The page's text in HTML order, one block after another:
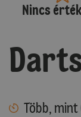
Nincs
Több,